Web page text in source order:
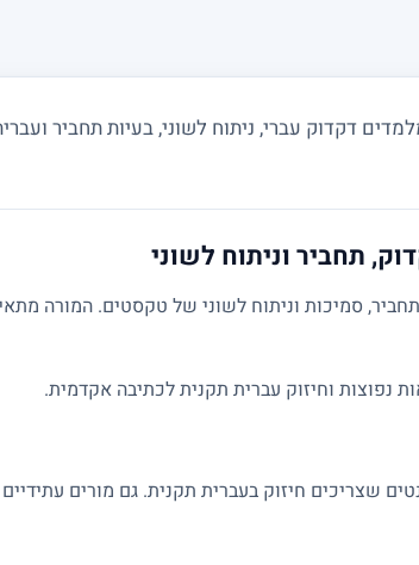
דקדוק עברי, ניתוח לשוני, בעיות תחביר
תחביר וניתוח לשוני
סמיכות וניתוח לשוני של טקסטים. המורה
נפוצות וחיזוק עברית תקנית לכתיבה אקדמית.
שצריכים חיזוק בעברית תקנית. גם מורים